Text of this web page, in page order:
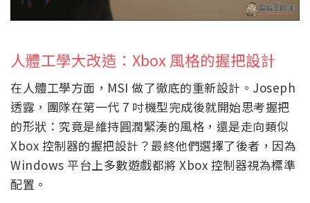
人體工學大改造：Xbox 風格的握把設計
在人體工學方面，MSI 做了徹底的重新設計。Joseph
透露，團隊在第一代 7 吋機型完成後就開始思考握把
的形狀：究竟是維持圓潤緊湊的風格，還是走向類似
Xbox 控制器的握把設計？最終他們選擇了後者，因為
Windows 平台上多數遊戲都將 Xbox 控制器視為標準
配置。